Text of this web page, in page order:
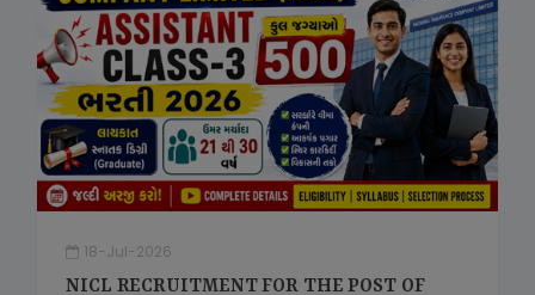
18-Jul-2026
NICL RECRUITMENT FOR THE POST OF